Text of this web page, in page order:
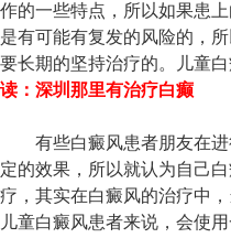
作的一些特点，所以如果患
是有可能有复发的风险的，
要长期的坚持治疗的。儿童
读： 深圳那里有治疗白癫
有些白癜风患者朋友在进
定的效果，所以就认为自己
疗，其实在白癜风的治疗中
儿童白癜风患者来说，会使